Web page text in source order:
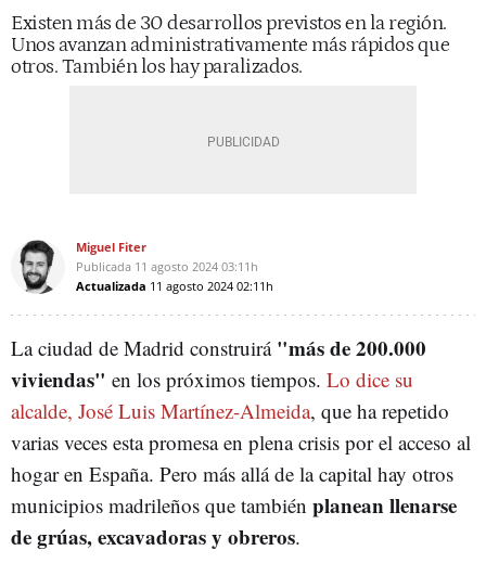
Existen más de 30 desarrollos previstos en la región.
Unos avanzan administrativamente más rápidos que
otros. También los hay paralizados.
Miguel Fiter
Publicada 11 agosto 2024 03:11h
Actualizada 11 agosto 2024 02:11h
La ciudad de Madrid construirá "más de 200.000
viviendas" en los próximos tiempos. Lo dice su
alcalde, José Luis Martínez-Almeida, que ha repetido
varias veces esta promesa en plena crisis por el acceso al
hogar en España. Pero más allá de la capital hay otros
municipios madrileños que también planean llenarse
de grúas, excavadoras y obreros.